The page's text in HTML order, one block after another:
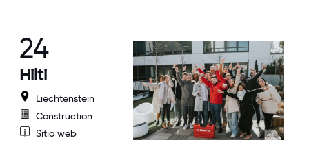
24
Hilti
Liechtenstein
Construction
Sitio web